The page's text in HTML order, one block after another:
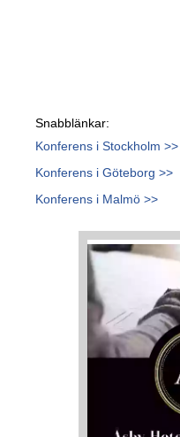
Snabblänkar:
Konferens i Stockholm >>
Konferens i Göteborg >>
Konferens i Malmö >>